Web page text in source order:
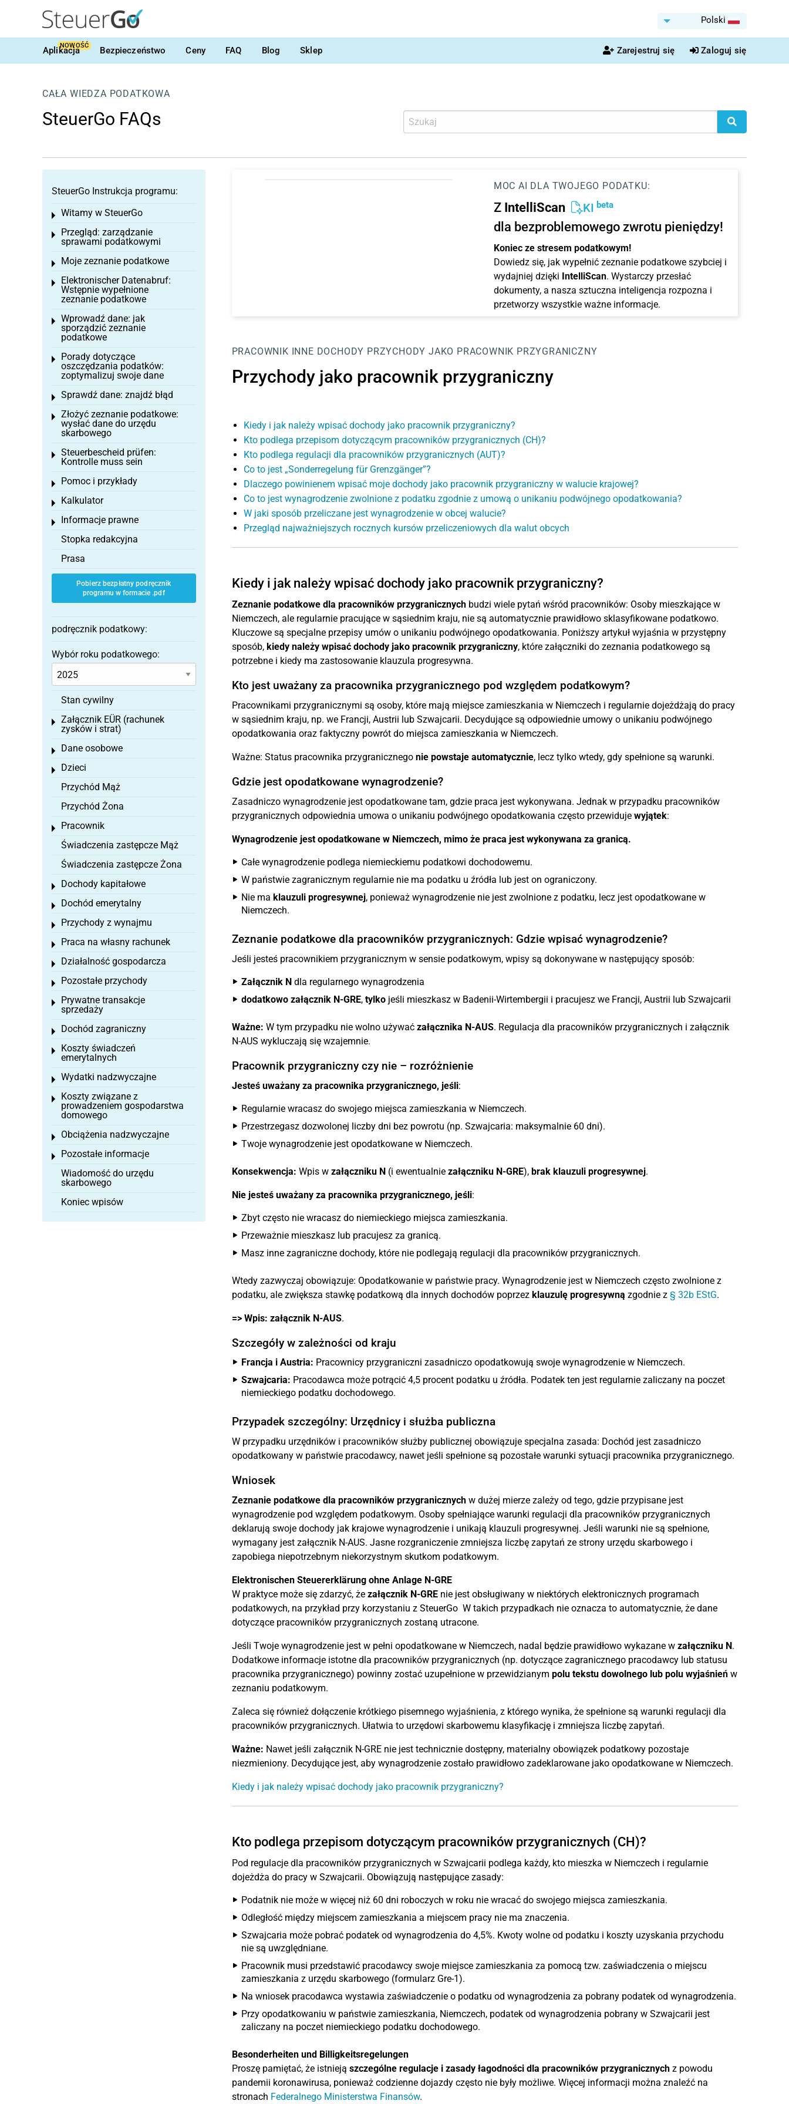
Polski
Aplikacja
NOWOŚĆ Bezpieczeństwo Ceny FAQ Blog Sklep Zarejestruj się Zaloguj się
CAŁA WIEDZA PODATKOWA
SteuerGo FAQs
MOC AI DLA TWOJEGO PODATKU:
Z IntelliScan KI beta
dla bezproblemowego zwrotu pieniędzy!
Koniec ze stresem podatkowym!
Dowiedz się, jak wypełnić zeznanie podatkowe szybciej i
wydajniej dzięki IntelliScan. Wystarczy przesłać
dokumenty, a nasza sztuczna inteligencja rozpozna i
przetworzy wszystkie ważne informacje.
PRACOWNIK INNE DOCHODY PRZYCHODY JAKO PRACOWNIK PRZYGRANICZNY
Przychody jako pracownik przygraniczny
Kiedy i jak należy wpisać dochody jako pracownik przygraniczny?
Kto podlega przepisom dotyczącym pracowników przygranicznych (CH)?
Kto podlega regulacji dla pracowników przygranicznych (AUT)?
Co to jest „Sonderregelung für Grenzgänger”?
Dlaczego powinienem wpisać moje dochody jako pracownik przygraniczny w walucie krajowej?
Co to jest wynagrodzenie zwolnione z podatku zgodnie z umową o unikaniu podwójnego opodatkowania?
W jaki sposób przeliczane jest wynagrodzenie w obcej walucie?
Przegląd najważniejszych rocznych kursów przeliczeniowych dla walut obcych
Kiedy i jak należy wpisać dochody jako pracownik przygraniczny?
Zeznanie podatkowe dla pracowników przygranicznychbudzi wiele pytań wśród pracowników: Osoby mieszkające w
Niemczech, ale regularnie pracujące w sąsiednim kraju, nie są automatycznie prawidłowo sklasyfikowane podatkowo.
Kluczowe są specjalne przepisy umów o unikaniu podwójnego opodatkowania. Poniższy artykuł wyjaśnia w przystępny
sposób, kiedy należy wpisać dochody jako pracownik przygraniczny, które załączniki do zeznania podatkowego są
potrzebne i kiedy ma zastosowanie klauzula progresywna.
Kto jest uważany za pracownika przygranicznego pod względem podatkowym?
Pracownikami przygranicznymi są osoby, które mają miejsce zamieszkania w Niemczech i regularnie dojeżdżają do pracy
w sąsiednim kraju, np. we Francji, Austrii lub Szwajcarii. Decydujące są odpowiednie umowy o unikaniu podwójnego
opodatkowania oraz faktyczny powrót do miejsca zamieszkania w Niemczech.
Ważne: Status pracownika przygranicznego nie powstaje automatycznie, lecz tylko wtedy, gdy spełnione są warunki.
Gdzie jest opodatkowane wynagrodzenie?
Zasadniczo wynagrodzenie jest opodatkowane tam, gdzie praca jest wykonywana. Jednak w przypadku pracowników
przygranicznych odpowiednia umowa o unikaniu podwójnego opodatkowania często przewiduje wyjątek:
Wynagrodzenie jest opodatkowane w Niemczech, mimo że praca jest wykonywana za granicą.
Całe wynagrodzenie podlega niemieckiemu podatkowi dochodowemu.
W państwie zagranicznym regularnie nie ma podatku u źródła lub jest on ograniczony.
Nie ma klauzuli progresywnej, ponieważ wynagrodzenie nie jest zwolnione z podatku, lecz jest opodatkowane w
Niemczech.
Zeznanie podatkowe dla pracowników przygranicznych: Gdzie wpisać wynagrodzenie?
Jeśli jesteś pracownikiem przygranicznym w sensie podatkowym, wpisy są dokonywane w następujący sposób:
Załącznik Ndla regularnego wynagrodzenia
dodatkowo załącznik N-GRE, tylkojeśli mieszkasz w Badenii-Wirtembergii i pracujesz we Francji, Austrii lub Szwajcarii
Ważne: W tym przypadku nie wolno używać załącznika N-AUS. Regulacja dla pracowników przygranicznych i załącznik
N-AUS wykluczają się wzajemnie.
Pracownik przygraniczny czy nie – rozróżnienie
Jesteś uważany za pracownika przygranicznego, jeśli:
Regularnie wracasz do swojego miejsca zamieszkania w Niemczech.
Przestrzegasz dozwolonej liczby dni bez powrotu (np. Szwajcaria: maksymalnie 60 dni).
Twoje wynagrodzenie jest opodatkowane w Niemczech.
Konsekwencja: Wpis w załączniku N(i ewentualnie załączniku N-GRE), brak klauzuli progresywnej.
Nie jesteś uważany za pracownika przygranicznego, jeśli:
Zbyt często nie wracasz do niemieckiego miejsca zamieszkania.
Przeważnie mieszkasz lub pracujesz za granicą.
Masz inne zagraniczne dochody, które nie podlegają regulacji dla pracowników przygranicznych.
Wtedy zazwyczaj obowiązuje: Opodatkowanie w państwie pracy. Wynagrodzenie jest w Niemczech często zwolnione z
podatku, ale zwiększa stawkę podatkową dla innych dochodów poprzez klauzulę progresywną zgodnie z § 32b EStG.
=> Wpis: załącznik N-AUS.
Szczegóły w zależności od kraju
Francja i Austria: Pracownicy przygraniczni zasadniczo opodatkowują swoje wynagrodzenie w Niemczech.
Szwajcaria: Pracodawca może potrącić 4,5 procent podatku u źródła. Podatek ten jest regularnie zaliczany na poczet
niemieckiego podatku dochodowego.
Przypadek szczególny: Urzędnicy i służba publiczna
W przypadku urzędników i pracowników służby publicznej obowiązuje specjalna zasada: Dochód jest zasadniczo
opodatkowany w państwie pracodawcy, nawet jeśli spełnione są pozostałe warunki sytuacji pracownika przygranicznego.
Wniosek
Zeznanie podatkowe dla pracowników przygranicznychw dużej mierze zależy od tego, gdzie przypisane jest
wynagrodzenie pod względem podatkowym. Osoby spełniające warunki regulacji dla pracowników przygranicznych
deklarują swoje dochody jak krajowe wynagrodzenie i unikają klauzuli progresywnej. Jeśli warunki nie są spełnione,
wymagany jest załącznik N-AUS. Jasne rozgraniczenie zmniejsza liczbę zapytań ze strony urzędu skarbowego i
zapobiega niepotrzebnym niekorzystnym skutkom podatkowym.
Elektronischen Steuererklärung ohne Anlage N-GRE
W praktyce może się zdarzyć, że załącznik N-GREnie jest obsługiwany w niektórych elektronicznych programach
podatkowych, na przykład przy korzystaniu z SteuerGo W takich przypadkach nie oznacza to automatycznie, że dane
dotyczące pracowników przygranicznych zostaną utracone.
Jeśli Twoje wynagrodzenie jest w pełni opodatkowane w Niemczech, nadal będzie prawidłowo wykazane w załączniku N.
Dodatkowe informacje istotne dla pracowników przygranicznych (np. dotyczące zagranicznego pracodawcy lub statusu
pracownika przygranicznego) powinny zostać uzupełnione w przewidzianym polu tekstu dowolnego lub polu wyjaśnieńw
zeznaniu podatkowym.
Zaleca się również dołączenie krótkiego pisemnego wyjaśnienia, z którego wynika, że spełnione są warunki regulacji dla
pracowników przygranicznych. Ułatwia to urzędowi skarbowemu klasyfikację i zmniejsza liczbę zapytań.
Ważne: Nawet jeśli załącznik N-GRE nie jest technicznie dostępny, materialny obowiązek podatkowy pozostaje
niezmieniony. Decydujące jest, aby wynagrodzenie zostało prawidłowo zadeklarowane jako opodatkowane w Niemczech.
Kiedy i jak należy wpisać dochody jako pracownik przygraniczny?
Kto podlega przepisom dotyczącym pracowników przygranicznych (CH)?
Pod regulacje dla pracowników przygranicznych w Szwajcarii podlega każdy, kto mieszka w Niemczech i regularnie
dojeżdża do pracy w Szwajcarii. Obowiązują następujące zasady:
Podatnik nie może w więcej niż 60 dni roboczych w roku nie wracać do swojego miejsca zamieszkania.
Odległość między miejscem zamieszkania a miejscem pracy nie ma znaczenia.
Szwajcaria może pobrać podatek od wynagrodzenia do 4,5%. Kwoty wolne od podatku i koszty uzyskania przychodu
nie są uwzględniane.
Pracownik musi przedstawić pracodawcy swoje miejsce zamieszkania za pomocą tzw. zaświadczenia o miejscu
zamieszkania z urzędu skarbowego (formularz Gre-1).
Na wniosek pracodawca wystawia zaświadczenie o podatku od wynagrodzenia za pobrany podatek od wynagrodzenia.
Przy opodatkowaniu w państwie zamieszkania, Niemczech, podatek od wynagrodzenia pobrany w Szwajcarii jest
zaliczany na poczet niemieckiego podatku dochodowego.
Besonderheiten und Billigkeitsregelungen
Proszę pamiętać, że istnieją szczególne regulacje i zasady łagodności dla pracowników przygranicznychz powodu
pandemii koronawirusa, ponieważ codzienne dojazdy często nie były możliwe. Więcej informacji można znaleźć na
stronach Federalnego Ministerstwa Finansów.
SteuerGo Instrukcja programu:
Witamy w SteuerGo
Toggle menu
Przegląd: zarządzanie
sprawami podatkowymi
Toggle menu
Moje zeznanie podatkowe
Toggle menu
Elektronischer Datenabruf:
Wstępnie wypełnione
zeznanie podatkowe
Toggle menu
Wprowadź dane: jak
sporządzić zeznanie
podatkowe
Toggle menu
Porady dotyczące
oszczędzania podatków:
zoptymalizuj swoje dane
Toggle menu
Sprawdź dane: znajdź błąd
Toggle menu
Złożyć zeznanie podatkowe:
wysłać dane do urzędu
skarbowego
Toggle menu
Steuerbescheid prüfen:
Kontrolle muss sein
Toggle menu
Pomoc i przykłady
Toggle menu
Kalkulator
Toggle menu
Informacje prawne
Toggle menu
Stopka redakcyjna
Prasa
Pobierz bezpłatny podręcznik
programu w formacie .pdf
podręcznik podatkowy:
Wybór roku podatkowego:
Stan cywilny
Załącznik EÜR (rachunek
zysków i strat)
Toggle menu
Dane osobowe
Toggle menu
Dzieci
Toggle menu
Przychód Mąż
Przychód Żona
Pracownik
Toggle menu
Świadczenia zastępcze Mąż
Świadczenia zastępcze Żona
Dochody kapitałowe
Toggle menu
Dochód emerytalny
Toggle menu
Przychody z wynajmu
Toggle menu
Praca na własny rachunek
Toggle menu
Działalność gospodarcza
Toggle menu
Pozostałe przychody
Toggle menu
Prywatne transakcje
sprzedaży
Toggle menu
Dochód zagraniczny
Toggle menu
Koszty świadczeń
emerytalnych
Toggle menu
Wydatki nadzwyczajne
Toggle menu
Koszty związane z
prowadzeniem gospodarstwa
domowego
Toggle menu
Obciążenia nadzwyczajne
Toggle menu
Pozostałe informacje
Toggle menu
Wiadomość do urzędu
skarbowego
Koniec wpisów